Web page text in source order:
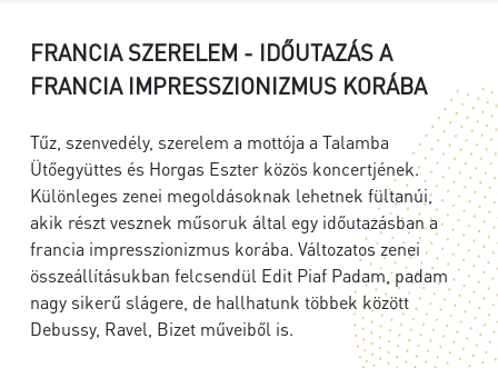
FRANCIA SZERELEM - IDŐUTAZÁS A
FRANCIA IMPRESSZIONIZMUS KORÁBA
Tűz, szenvedély, szerelem a mottója a Talamba
Ütőegyüttes és Horgas Eszter közös koncertjének.
Különleges zenei megoldásoknak lehetnek fültanúi,
akik részt vesznek műsoruk által egy időutazásban a
francia impresszionizmus korába. Változatos zenei
összeállításukban felcsendül Edit Piaf Padam, padam
nagy sikerű slágere, de hallhatunk többek között
Debussy, Ravel, Bizet műveiből is.